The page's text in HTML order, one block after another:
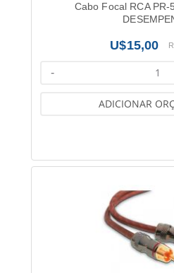
Cabo Focal RCA PR-
15,00
-
ADICIONAR